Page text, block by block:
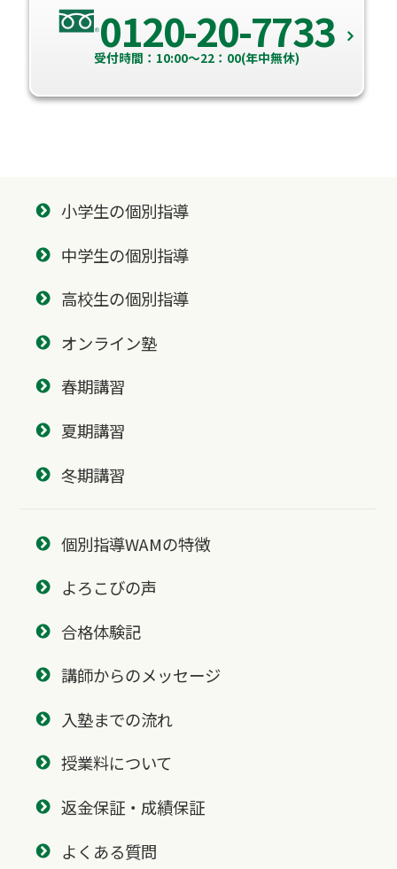
0120-20-7733
受付時間：10:00～22：00(年中無休)
小学生の個別指導
中学生の個別指導
高校生の個別指導
オンライン塾
春期講習
夏期講習
冬期講習
個別指導WAMの特徴
よろこびの声
合格体験記
講師からのメッセージ
入塾までの流れ
授業料について
返金保証・成績保証
よくある質問